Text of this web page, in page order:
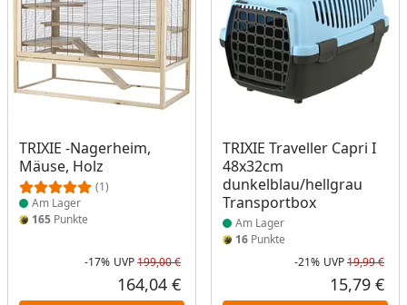
TRIXIE -Nagerheim,
Mäuse, Holz
(1)
Produkt am Lager
Am Lager
165 Punkte
Rabatt in Prozent
-17%
Ursprünglicher Preis
UVP199,00 €
Aktueller Preis
164,04 €
TRIXIE Traveller Capri I
48x32cm
dunkelblau/hellgrau
Transportbox
Produkt am Lager
Am Lager
16 Punkte
-21% UVP19,99 €
15,79 €